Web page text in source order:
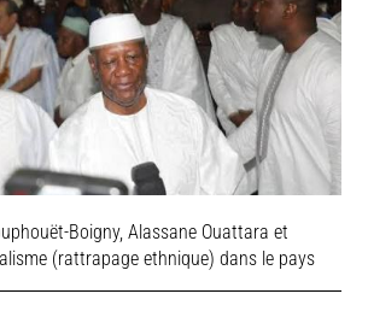
Boigny, Alassane Ouattara et
(rattrapage ethnique) dans le pays